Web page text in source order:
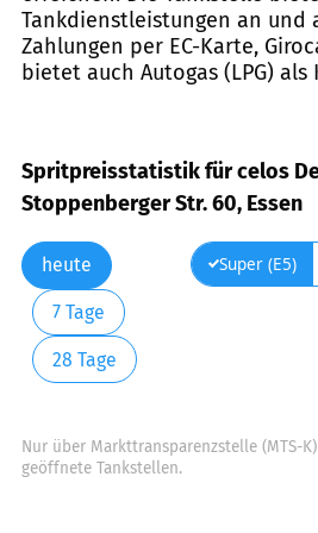
Tankdienstleistungen an und
Zahlungen per EC-Karte,
bietet auch Autogas (LPG)
Spritpreisstatistik für celos
Stoppenberger Str. 60, Essen
heute
7 Tage
28 Tage
Super (E5)
Nur über Markttransparenzstelle (MTS-
geöffnete Tankstellen.